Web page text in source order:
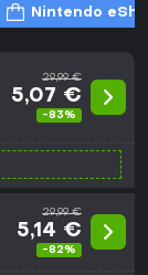
Nintendo
29,99 €
5,07 €
-83%
29,99 €
5,14 €
-82%